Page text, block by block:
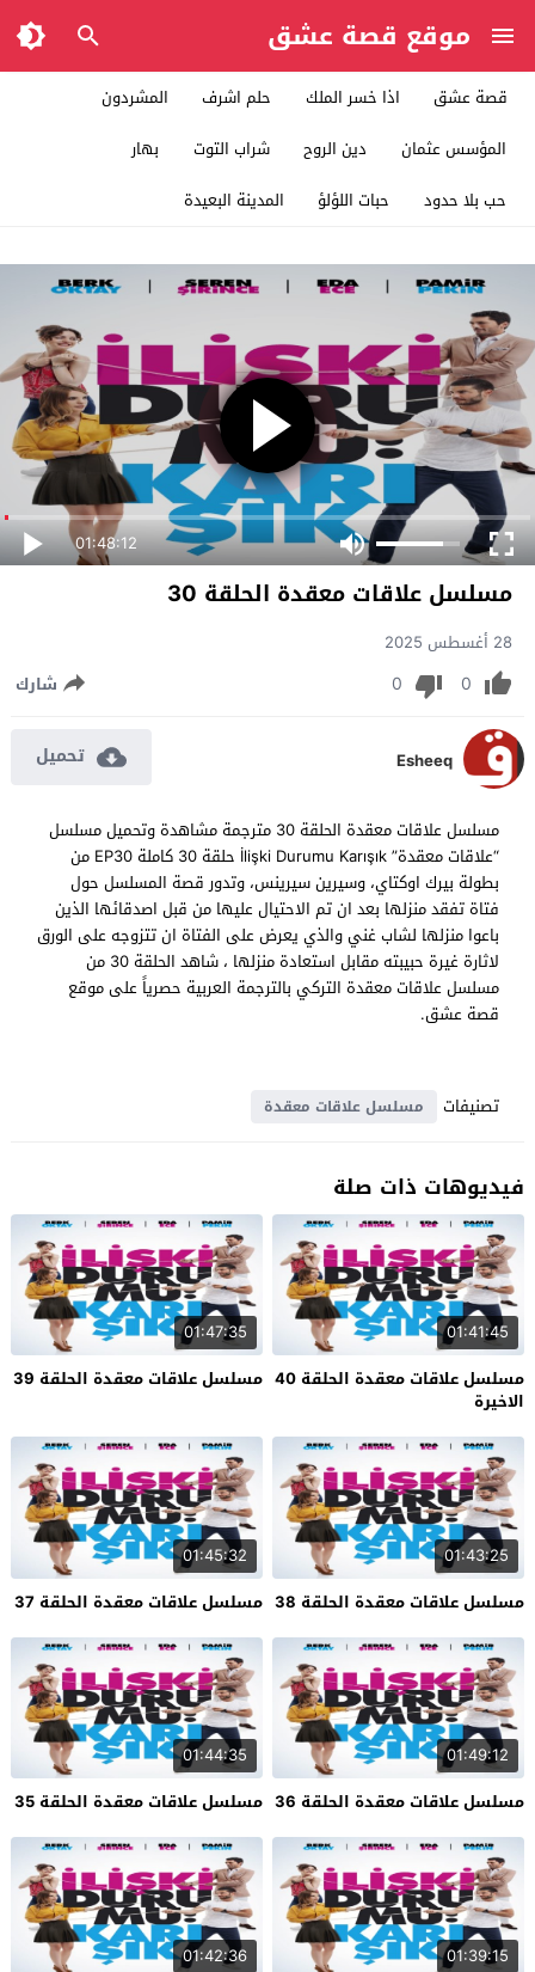
موقع قصة عشق
قصة عشق اذا خسر الملك حلم اشرف
المشردون
المؤسس عثمان
دين الروح شراب التوت
بهار
حب بلا حدود
حبات اللؤلؤ المدينة البعيدة
01:48:12
مسلسل علاقات معقدة الحلقة 30
28 أغسطس 2025
0
0 شارك
Esheeq تحميل
مسلسل علاقات معقدة الحلقة 30 مترجمة مشاهدة وتحميل مسلسل
“علاقات معقدة” İlişki Durumu Karışık حلقة 30 كاملة EP30 من
بطولة بيرك اوكتاي، وسيرين سيرينس، وتدور قصة المسلسل حول
فتاة تفقد منزلها بعد ان تم الاحتيال عليها من قبل اصدقائها الذين
باعوا منزلها لشاب غني والذي يعرض على الفتاة ان تتزوجه على الورق
لاثارة غيرة حبيبته مقابل استعادة منزلها ، شاهد الحلقة 30 من
مسلسل علاقات معقدة التركي بالترجمة العربية حصرياً على موقع
قصة عشق.
تصنيفات مسلسل علاقات معقدة
فيديوهات ذات صلة
01:41:45
مسلسل علاقات معقدة الحلقة 40
الاخيرة
01:47:35
مسلسل علاقات معقدة الحلقة 39
01:43:25
مسلسل علاقات معقدة الحلقة 38
01:45:32
مسلسل علاقات معقدة الحلقة 37
01:49:12
مسلسل علاقات معقدة الحلقة 36
01:44:35
مسلسل علاقات معقدة الحلقة 35
01:39:15
01:42:36